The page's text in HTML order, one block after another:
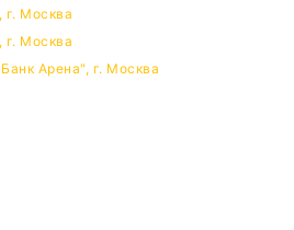
г. Москва
г. Москва
Арена", г. Москва